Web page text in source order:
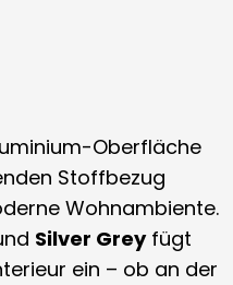
Oberfläche
Stoffbezug
Wohnambiente.
Silver Greyfügt
ein – ob an der